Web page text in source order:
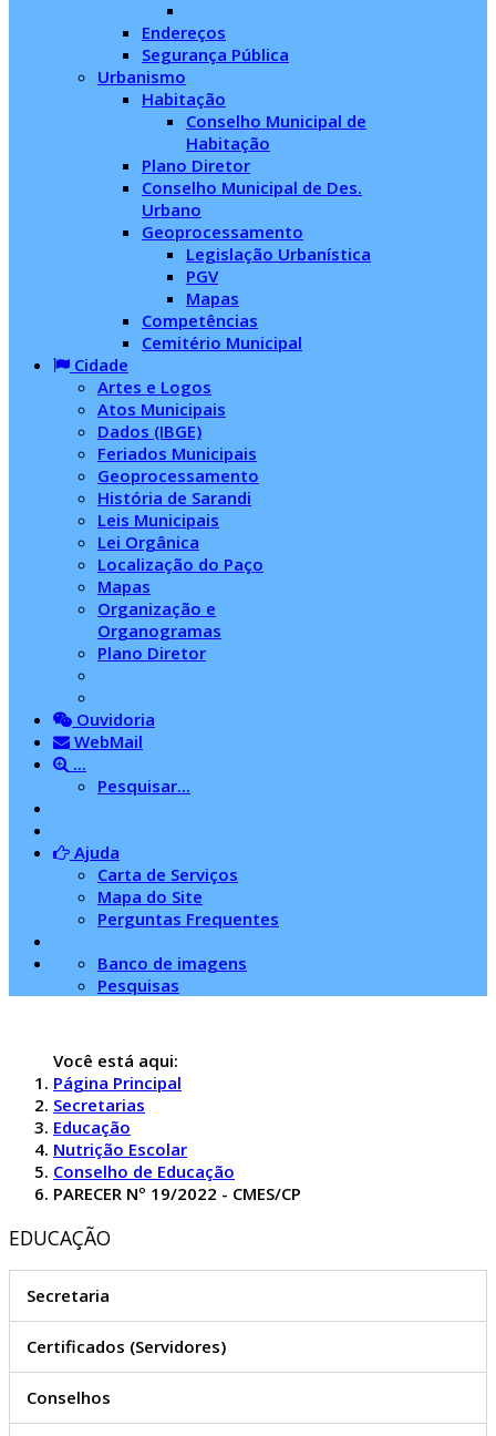
Endereços
Segurança Pública
Urbanismo
Habitação
Conselho Municipal de
Habitação
Plano Diretor
Conselho Municipal de Des.
Urbano
Geoprocessamento
Legislação Urbanística
PGV
Mapas
Competências
Cemitério Municipal
Cidade
Artes e Logos
Atos Municipais
Dados (IBGE)
Feriados Municipais
Geoprocessamento
História de Sarandi
Leis Municipais
Lei Orgânica
Localização do Paço
Mapas
Organização e
Organogramas
Plano Diretor
Ouvidoria
WebMail
...
Pesquisar...
Ajuda
Carta de Serviços
Mapa do Site
Perguntas Frequentes
Banco de imagens
Pesquisas
Você está aqui:
Página Principal
Secretarias
Educação
Nutrição Escolar
Conselho de Educação
PARECER Nº 19/2022 - CMES/CP
EDUCAÇÃO
Secretaria
Certificados (Servidores)
Conselhos